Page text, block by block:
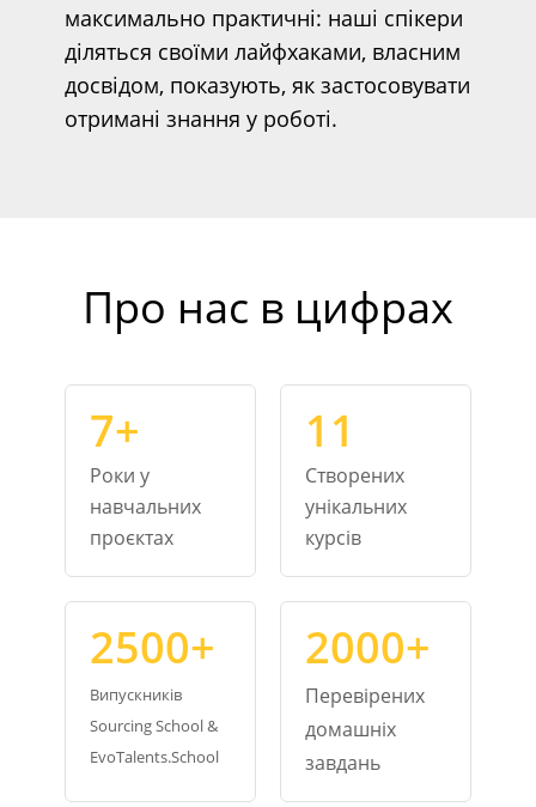
максимально практичні: наші спікери
діляться своїми лайфхаками, власним
досвідом, показують, як застосовувати
отримані знання у роботі.
Про нас в цифрах
7+
Роки у
навчальних
проєктах
11
Створених
унікальних
курсів
2500+
Випускників
Sourcing School &
EvoTalents.School
2000+
Перевірених
домашніх
завдань